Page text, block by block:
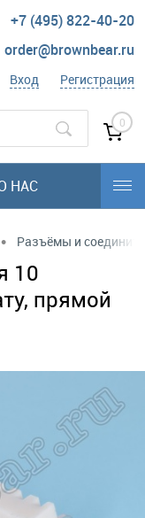
+7 (495) 822-40-20
order@brownbear.ru
Вход Регистрация
0
НАС
• Разъёмы и
10
прямой